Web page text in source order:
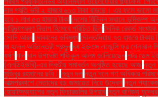
দাম প্রতি ভরি ২ হাজার ৬১৩ টাকা বাড়ছে। এর ফলে ভালো
হবে ১ লাখ ৫৩ হাজার টাকা দেশের বিভিন্ন স্থানে ভূমিকম্প
দারিদ্র্যপ্রবণ বিভাগ হিসেবে পরিচিত ছিল দৈনিক রেকর্ড সংখ্যক
সৌদি আরব দোকানের ভবিষ্যৎ দৌলতদিয়ায় ৭৩ হাজার টাকায়
মা হলেন অভিনেত্রী প্রসূন দ্য ইউএস এজেন্সি ফর গ্লোবাল
ধর্ষণ ধান ধান উপদেষ্টা শফিকুল আলম জানিয়েছেন নটর ডেম
(এনডিইউবি)-এর দ্বিতীয় সমাবর্তন অনুষ্ঠিত হয়েছে আজ নতুন
মুজিবুর রহমানের ছবি। নতুন দল নতুন দলে গণ অধিকার
আত্মপ্রকাশে নেতাদের বড় জমায়েত নিয়ে উদ্বেগ নতুন
হোয়াটসঅ্যাপের নতুন ফিচারগুলির উপহার নতুন বাণিজ্য